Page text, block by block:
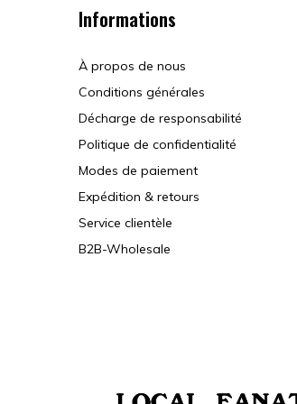
Informations
À propos de nous
Conditions générales
Décharge de responsabilité
Politique de confidentialité
Modes de paiement
Expédition & retours
Service clientèle
B2B-Wholesale